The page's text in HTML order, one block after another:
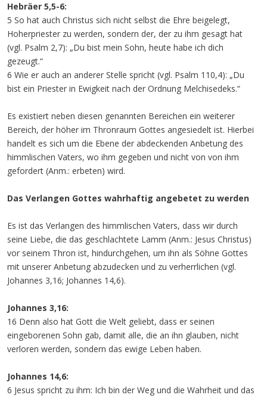
Hebräer 5,5-6:
5 So hat auch Christus sich nicht selbst die Ehre beigelegt,
Hoherpriester zu werden, sondern der, der zu ihm gesagt hat
(vgl. Psalm 2,7): „Du bist mein Sohn, heute habe ich dich
gezeugt.“
6 Wie er auch an anderer Stelle spricht (vgl. Psalm 110,4): „Du
bist ein Priester in Ewigkeit nach der Ordnung Melchisedeks.“
Es existiert neben diesen genannten Bereichen ein weiterer
Bereich, der höher im Thronraum Gottes angesiedelt ist. Hierbei
handelt es sich um die Ebene der abdeckenden Anbetung des
himmlischen Vaters, wo ihm gegeben und nicht von von ihm
gefordert (Anm.: erbeten) wird.
Das Verlangen Gottes wahrhaftig angebetet zu werden
Es ist das Verlangen des himmlischen Vaters, dass wir durch
seine Liebe, die das geschlachtete Lamm (Anm.: Jesus Christus)
vor seinem Thron ist, hindurchgehen, um ihn als Söhne Gottes
mit unserer Anbetung abzudecken und zu verherrlichen (vgl.
Johannes 3,16; Johannes 14,6).
Johannes 3,16:
16 Denn also hat Gott die Welt geliebt, dass er seinen
eingeborenen Sohn gab, damit alle, die an ihn glauben, nicht
verloren werden, sondern das ewige Leben haben.
Johannes 14,6:
6 Jesus spricht zu ihm: Ich bin der Weg und die Wahrheit und das